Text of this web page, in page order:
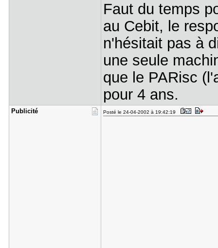
Faut du temps
au Cebit, le
n'hésitait pas à
une seule
que le PARisc
pour 4 ans.
Publicité Posté le 24-04-2002 à 19:42:19